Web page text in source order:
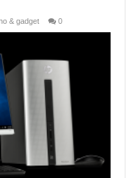
& gadget 0